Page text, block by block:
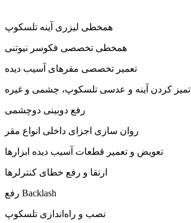
همخطی لیزری آینه تلسکوپ
همخطی تخصصی فکوسر نیوتنی
تعمیر تخصصی مقرهای آسیب دیده
تمیز کردن آینه و عدسی تلسکوپ، چشمی و غیره
رفع دوبینی دوچشمی
روان سازی اجزای داخلی انواع مقر
تعویض و تعمیر قطعات آسیب دیده ابزارها
ارتقا و رفع خطای کنترلرها
رفع Backlash
نصب و راه‌اندازی تلسکوپ